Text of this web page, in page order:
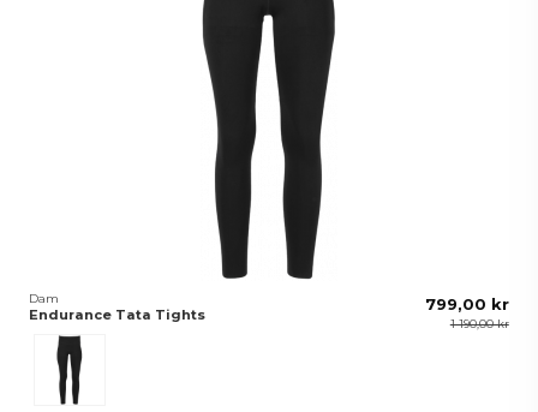
Dam
Endurance Tata Tights
Svart
799,00 kr
1 190,00 kr